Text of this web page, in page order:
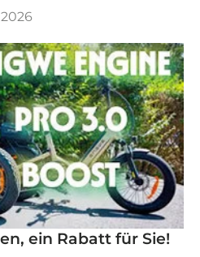
ein Rabatt für Sie!